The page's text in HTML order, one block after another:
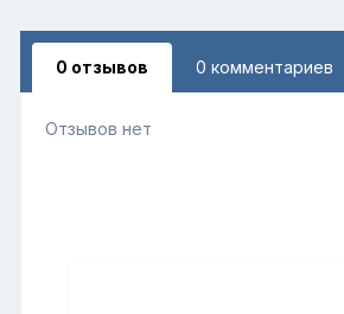
0 отзывов 0 комментариев
Отзывов нет